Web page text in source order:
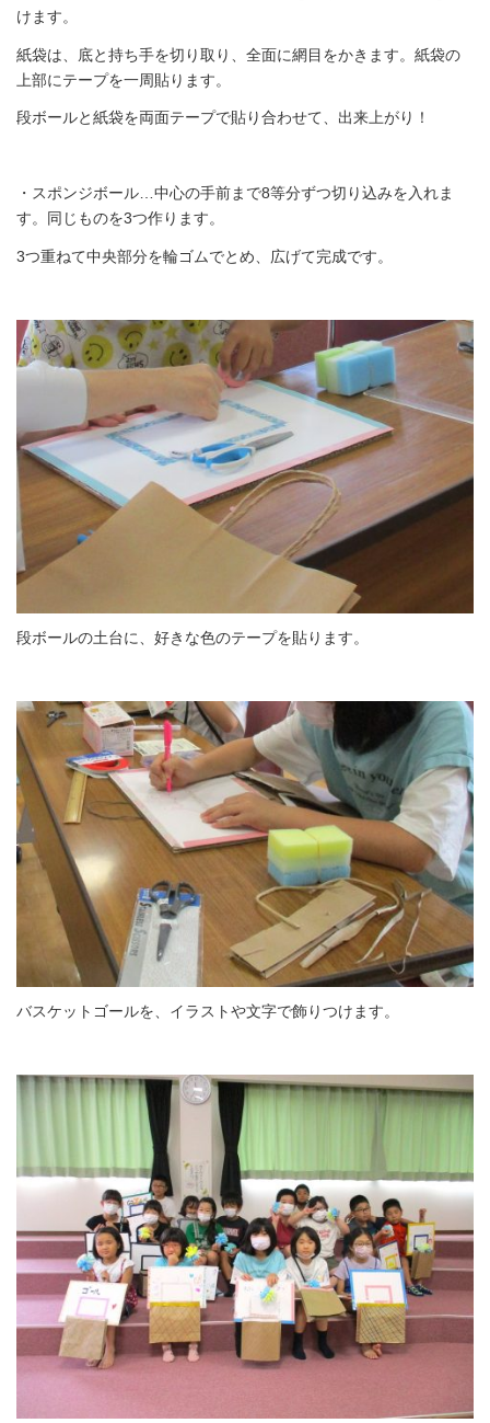
けます。
紙袋は、底と持ち手を切り取り、全面に網目をかきます。紙袋の
上部にテープを一周貼ります。
段ボールと紙袋を両面テープで貼り合わせて、出来上がり！
・スポンジボール…中心の手前まで8等分ずつ切り込みを入れま
す。同じものを3つ作ります。
3つ重ねて中央部分を輪ゴムでとめ、広げて完成です。
段ボールの土台に、好きな色のテープを貼ります。
バスケットゴールを、イラストや文字で飾りつけます。